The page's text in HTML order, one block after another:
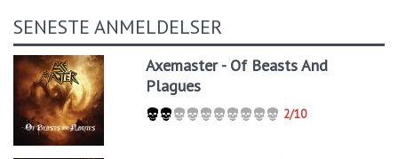
SENESTE ANMELDELSER
Axemaster - Of Beasts And
Plagues
2/10